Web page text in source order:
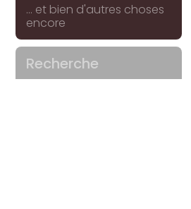
... et bien d'autres choses
encore
Recherche